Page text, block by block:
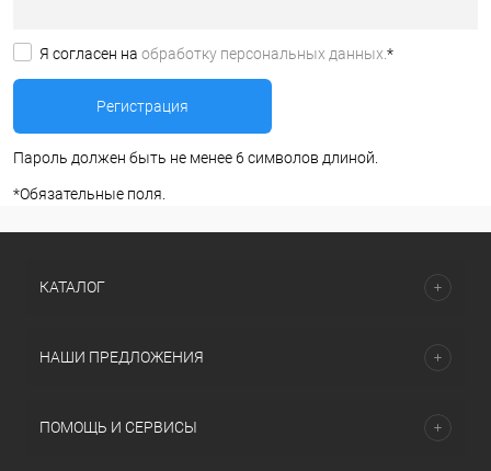
Я согласен на обработку персональных данных. *
Пароль должен быть не менее 6 символов длиной.
*Обязательные поля.
КАТАЛОГ
НАШИ ПРЕДЛОЖЕНИЯ
ПОМОЩЬ И СЕРВИСЫ